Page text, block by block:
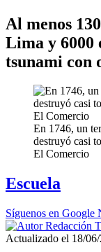
Al menos
Lima y 6000
tsunami con
En 1746, un
destruyó casi
El Comercio
Escuela
Síguenos en Google
Actualizado el 18/